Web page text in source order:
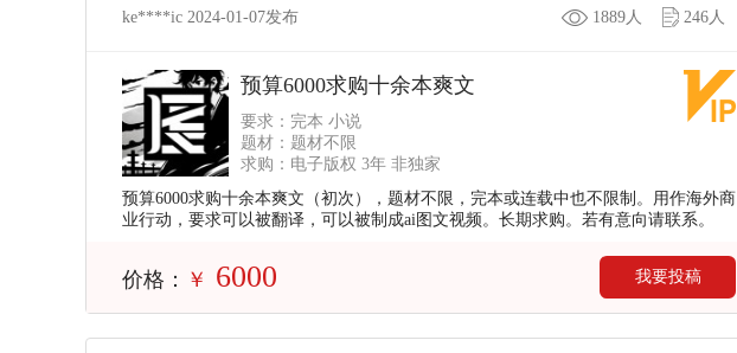
ke****ic 2024-01-07发布 1889人 246人
预算6000求购十余本爽文
要求：完本 小说
题材：题材不限
求购：电子版权 3年 非独家
预算6000求购十余本爽文（初次），题材不限，完本或连载中也不限制。用作海外商
业行动，要求可以被翻译，可以被制成ai图文视频。长期求购。若有意向请联系。
价格： ￥ 6000 我要投稿